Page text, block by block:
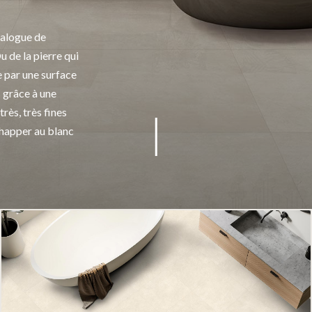
de
de la pierre qui
par une surface
à une
très fines
au blanc